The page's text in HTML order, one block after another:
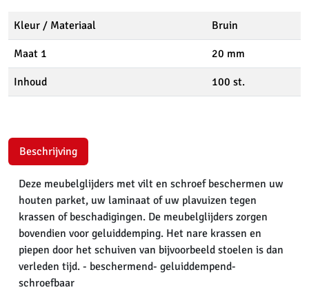
Kleur / Materiaal Bruin
Maat 1 20 mm
Inhoud 100 st.
Beschrijving
Deze meubelglijders met vilt en schroef beschermen uw
houten parket, uw laminaat of uw plavuizen tegen
krassen of beschadigingen. De meubelglijders zorgen
bovendien voor geluiddemping. Het nare krassen en
piepen door het schuiven van bijvoorbeeld stoelen is dan
verleden tijd. - beschermend- geluiddempend-
schroefbaar